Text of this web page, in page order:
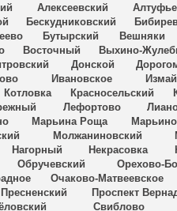
Алексеевский
Бескудниковский
Бутырский Вешняки
Восточный Выхино-
Донской
Ивановское
Котловка Красносельский
Лефортово
Марьина Роща Марьино
Молжаниновский
Нагорный Некрасовка
Обручевский Орехово-
Очаково-Матвеевское
Пресненский Проспект
Свиблово